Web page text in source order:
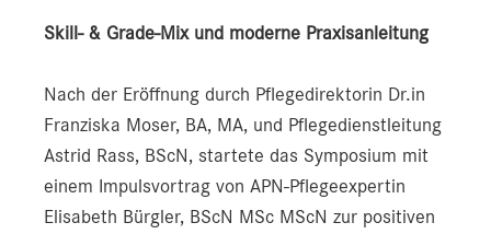
Skill- & Grade-Mix und moderne Praxisanleitung
Nach der Eröffnung durch Pflegedirektorin Dr.in
Franziska Moser, BA, MA, und Pflegedienstleitung
Astrid Rass, BScN, startete das Symposium mit
einem Impulsvortrag von APN-Pflegeexpertin
Elisabeth Bürgler, BScN MSc MScN zur positiven